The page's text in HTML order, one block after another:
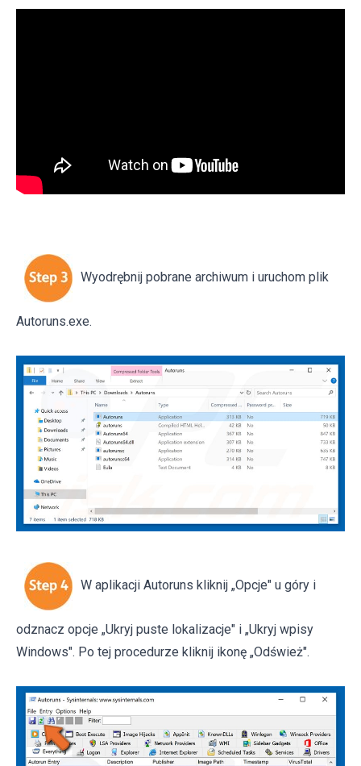
Wyodrębnij pobrane archiwum i uruchom plik
Autoruns.exe.
W aplikacji Autoruns kliknij „Opcje" u góry i
odznacz opcje „Ukryj puste lokalizacje" i „Ukryj wpisy
Windows". Po tej procedurze kliknij ikonę „Odśwież".